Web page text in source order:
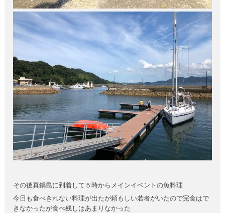
その後真鍋島に到着して５時からメインイベントの魚料理
今日も食べきれない料理が出たが頼もしい若者がいたので完食はで
きなかったが食べ残しはあまりなかった